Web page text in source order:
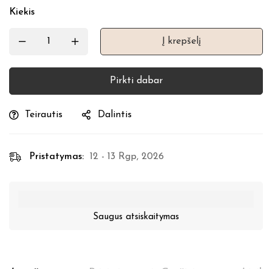
Kiekis
Į krepšelį
Pirkti dabar
Teirautis Dalintis
Pristatymas: 12 - 13 Rgp, 2026
Saugus atsiskaitymas